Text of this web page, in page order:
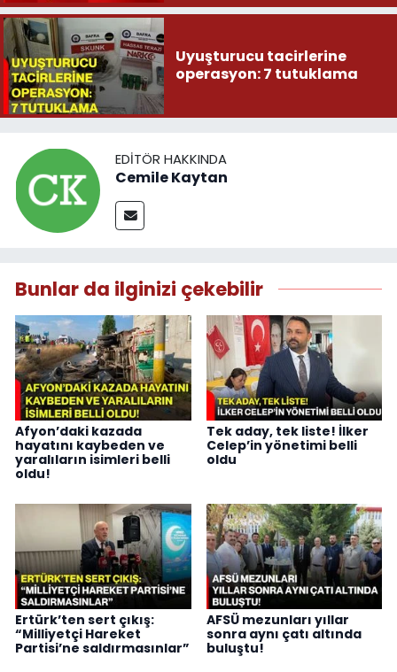
Uyuşturucu tacirlerine
operasyon: 7 tutuklama
EDITÖR HAKKINDA
Cemile Kaytan
Bunlar da ilginizi çekebilir
Afyon’daki kazada
hayatını kaybeden ve
yaralıların isimleri belli
oldu!
Tek aday, tek liste! İlker
Celep’in yönetimi belli
oldu
Ertürk’ten sert çıkış:
“Milliyetçi Hareket
Partisi’ne saldırmasınlar”
AFSÜ mezunları yıllar
sonra aynı çatı altında
buluştu!